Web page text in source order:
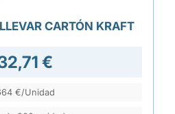
CARTÓN KRAFT
€
€/Unidad